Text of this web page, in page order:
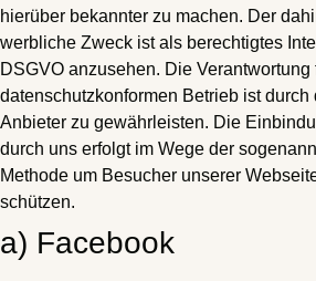
hierüber bekannter zu machen. Der
werbliche Zweck ist als berechtigtes
DSGVO anzusehen. Die Verantwortung
datenschutzkonformen Betrieb ist
Anbieter zu gewährleisten. Die
durch uns erfolgt im Wege der
Methode um Besucher unserer
schützen.
a) Facebook